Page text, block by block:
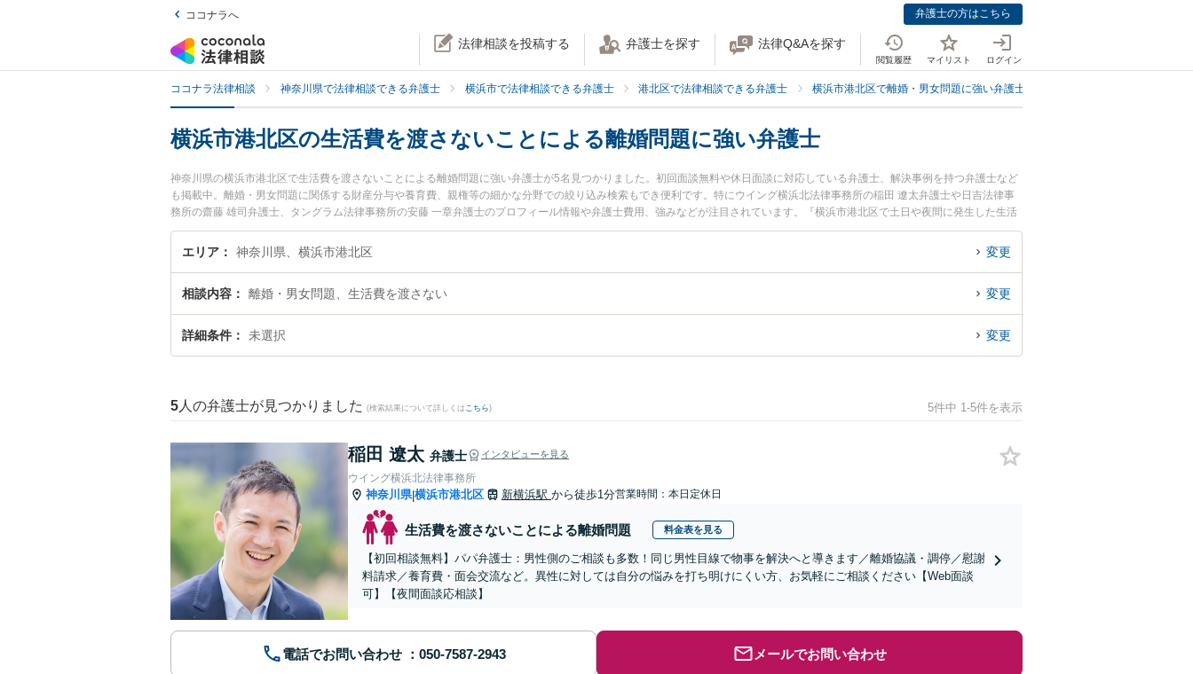
ココナラへ 弁護士の方はこちら
法律相談を投稿する 弁護士を探す 法律Q&Aを探す
閲覧履歴 マイリスト ログイン
ココナラ法律相談 神奈川県で法律相談できる弁護士 横浜市で法律相談できる弁護士 港北区で法律相談できる弁護士 横浜市港北区で離婚・男女問題に強い弁護士
横浜市港北区の生活費を渡さないことによる離婚問題に強い弁護士
神奈川県の横浜市港北区で生活費を渡さないことによる離婚問題に強い弁護士が5名見つかりました。初回面談無料や休日面談に対応している弁護士、解決事例を持つ弁護士など
も掲載中。離婚・男女問題に関係する財産分与や養育費、親権等の細かな分野での絞り込み検索もでき便利です。特にウイング横浜北法律事務所の稲田 遼太弁護士や日吉法律事
務所の齋藤 雄司弁護士、タングラム法律事務所の安藤 一章弁護士のプロフィール情報や弁護士費用、強みなどが注目されています。『横浜市港北区で土日や夜間に発生した生活
費を渡さないことによる離婚問題のトラブルを今すぐに弁護士に相談したい』『生活費を渡さないことによる離婚問題のトラブル解決の実績豊富な近くの弁護士を検索したい』
『初回相談無料で生活費を渡さないことによる離婚問題を法律相談できる横浜市港北区内の弁護士に相談予約したい』などでお困りの相談者さんにおすすめです。
エリア 神奈川県、横浜市港北区 変更
相談内容 離婚・男女問題、生活費を渡さない 変更
詳細条件 未選択 変更
5 人の弁護士が見つかりました (検索結果について詳しくは こちら) 5件中 1-5件を表示
稲田 遼太 弁護士 インタビューを見る
ウイング横浜北法律事務所
神奈川県|横浜市港北区 新横浜駅 から徒歩1分営業時間：本日定休日
生活費を渡さないことによる離婚問題 料金表を見る
【初回相談無料】パパ弁護士：男性側のご相談も多数！同じ男性目線で物事を解決へと導きます／離婚協議・調停／慰謝
料請求／養育費・面会交流など。異性に対しては自分の悩みを打ち明けにくい方、お気軽にご相談ください【Web面談
可】【夜間面談応相談】
電話でお問い合わせ メールでお問い合わせ